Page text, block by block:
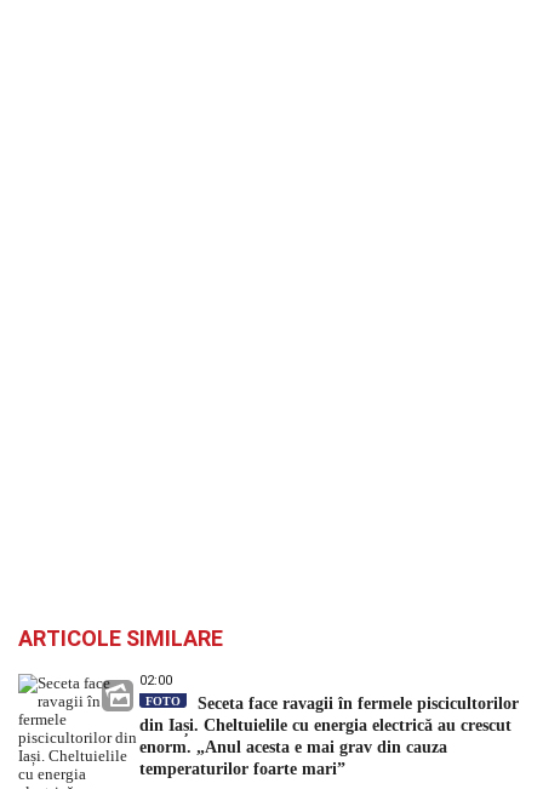
ARTICOLE SIMILARE
02:00
FOTO
Seceta face ravagii în fermele piscicultorilor
din Iași. Cheltuielile cu energia electrică au crescut
enorm. „Anul acesta e mai grav din cauza
temperaturilor foarte mari”